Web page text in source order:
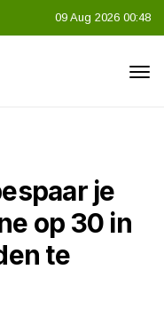
09 Aug 2026 00:48
je
op 30 in
te